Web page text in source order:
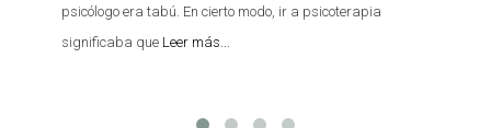
psicólogo era tabú. En cierto modo, ir a psicoterapia
significaba que Leer más...